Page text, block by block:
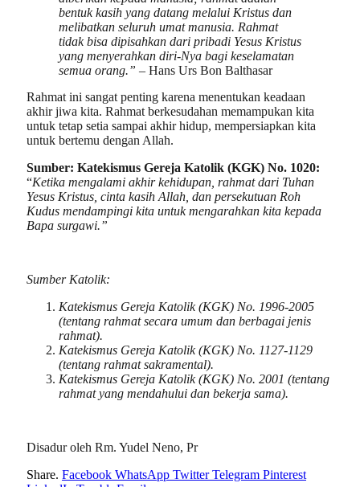
bentuk kasih yang datang melalui Kristus dan
melibatkan seluruh umat manusia. Rahmat
tidak bisa dipisahkan dari pribadi Yesus Kristus
yang menyerahkan diri-Nya bagi keselamatan
semua orang.” – Hans Urs Bon Balthasar
Rahmat ini sangat penting karena menentukan keadaan
akhir jiwa kita. Rahmat berkesudahan memampukan kita
untuk tetap setia sampai akhir hidup, mempersiapkan kita
untuk bertemu dengan Allah.
Sumber: Katekismus Gereja Katolik (KGK) No. 1020:
“Ketika mengalami akhir kehidupan, rahmat dari Tuhan
Yesus Kristus, cinta kasih Allah, dan persekutuan Roh
Kudus mendampingi kita untuk mengarahkan kita kepada
Bapa surgawi.”
Sumber Katolik:
Katekismus Gereja Katolik (KGK) No. 1996-2005
(tentang rahmat secara umum dan berbagai jenis
rahmat).
Katekismus Gereja Katolik (KGK) No. 1127-1129
(tentang rahmat sakramental).
Katekismus Gereja Katolik (KGK) No. 2001 (tentang
rahmat yang mendahului dan bekerja sama).
Disadur oleh Rm. Yudel Neno, Pr
Share. Facebook WhatsApp Twitter Telegram Pinterest